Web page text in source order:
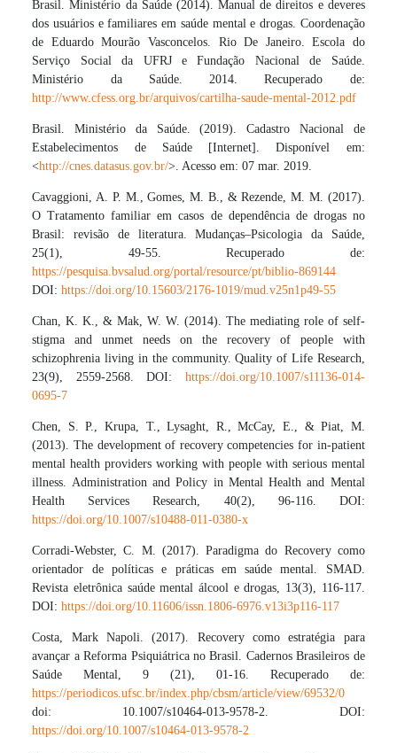
Brasil. Ministério da Saúde (2014). Manual de direitos e deveres
dos usuários e familiares em saúde mental e drogas. Coordenação
de Eduardo Mourão Vasconcelos. Rio De Janeiro. Escola do
Serviço Social da UFRJ e Fundação Nacional de Saúde.
Ministério da Saúde. 2014. Recuperado de:
http://www.cfess.org.br/arquivos/cartilha-saude-mental-2012.pdf
Brasil. Ministério da Saúde. (2019). Cadastro Nacional de
Estabelecimentos de Saúde [Internet]. Disponível em:
<http://cnes.datasus.gov.br/>. Acesso em: 07 mar. 2019.
Cavaggioni, A. P. M., Gomes, M. B., & Rezende, M. M. (2017).
O Tratamento familiar em casos de dependência de drogas no
Brasil: revisão de literatura. Mudanças–Psicologia da Saúde,
25(1), 49-55. Recuperado de:
https://pesquisa.bvsalud.org/portal/resource/pt/biblio-869144
DOI:https://doi.org/10.15603/2176-1019/mud.v25n1p49-55
Chan, K. K., & Mak, W. W. (2014). The mediating role of self-
stigma and unmet needs on the recovery of people with
schizophrenia living in the community. Quality of Life Research,
23(9), 2559-2568. DOI: https://doi.org/10.1007/s11136-014-
0695-7
Chen, S. P., Krupa, T., Lysaght, R., McCay, E., & Piat, M.
(2013). The development of recovery competencies for in-patient
mental health providers working with people with serious mental
illness. Administration and Policy in Mental Health and Mental
Health Services Research, 40(2), 96-116. DOI:
https://doi.org/10.1007/s10488-011-0380-x
Corradi-Webster, C. M. (2017). Paradigma do Recovery como
orientador de políticas e práticas em saúde mental. SMAD.
Revista eletrônica saúde mental álcool e drogas, 13(3), 116-117.
DOI:https://doi.org/10.11606/issn.1806-6976.v13i3p116-117
Costa, Mark Napoli. (2017). Recovery como estratégia para
avançar a Reforma Psiquiátrica no Brasil. Cadernos Brasileiros de
Saúde Mental, 9 (21), 01-16. Recuperado de:
https://periodicos.ufsc.br/index.php/cbsm/article/view/69532/0
doi: 10.1007/s10464-013-9578-2. DOI:
https://doi.org/10.1007/s10464-013-9578-2